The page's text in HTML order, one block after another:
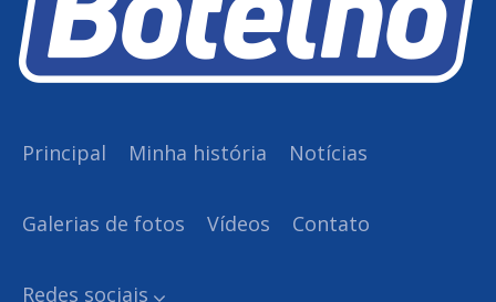
Principal Minha história Notícias
Galerias de fotos Vídeos Contato
Redes sociais